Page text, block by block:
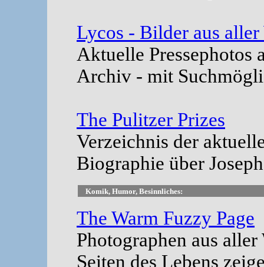
Lycos - Bilder aus aller
Aktuelle Pressephotos
Archiv - mit
The Pulitzer Prizes
Verzeichnis der
Biographie über
Komik, Humor, Besinnliches:
The Warm Fuzzy Page
Photographen aus
Seiten des Lebens